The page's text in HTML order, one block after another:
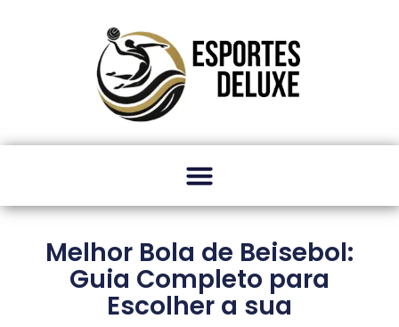
Melhor Bola de Beisebol:
Guia Completo para
Escolher a sua